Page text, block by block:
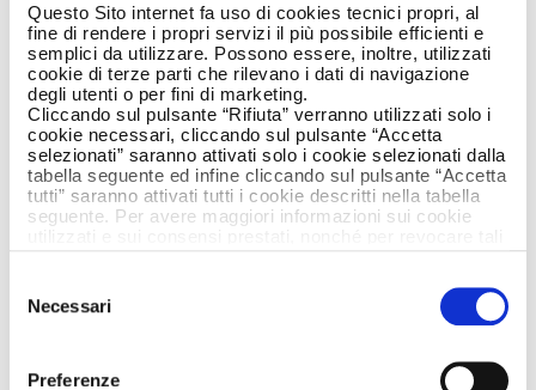
Questo Sito internet fa uso di cookies tecnici propri, al
fine di rendere i propri servizi il più possibile efficienti e
semplici da utilizzare. Possono essere, inoltre, utilizzati
cookie di terze parti che rilevano i dati di navigazione
degli utenti o per fini di marketing.
Cliccando sul pulsante “Rifiuta” verranno utilizzati solo i
cookie necessari, cliccando sul pulsante “Accetta
selezionati” saranno attivati solo i cookie selezionati dalla
tabella seguente ed infine cliccando sul pulsante “Accetta
tutti” saranno attivati tutti i cookie descritti nella tabella
seguente. Per avere maggiori informazioni sui cookie
delNecessari
Preferenze
A CREATIVE
DIRECTOR …….